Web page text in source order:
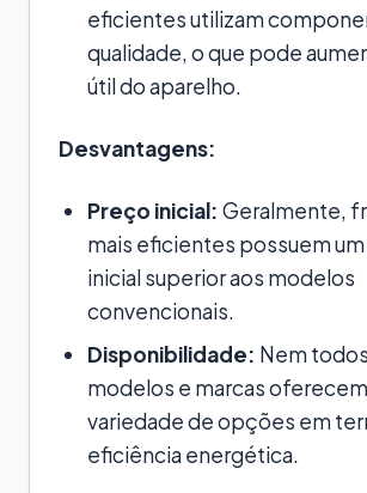
eficientes utilizam
qualidade, o que pode
útil do aparelho.
Desvantagens:
Preço inicial: Geralmente,
mais eficientes possuem
inicial superior aos modelos
convencionais.
Disponibilidade: Nem
modelos e marcas
variedade de opções em
eficiência energética.